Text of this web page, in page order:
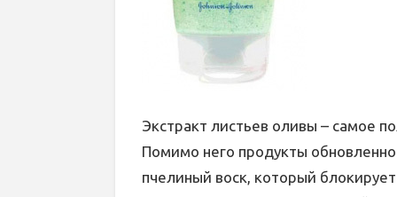
Экстракт листьев оливы – самое
Помимо него продукты
пчелиный воск, который